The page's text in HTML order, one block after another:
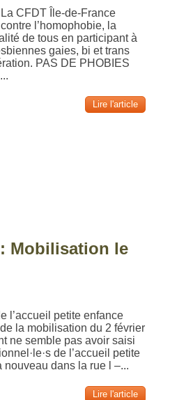
CFDT Île-de-France
l’homophobie, la
de tous en participant à
gaies, bi et trans
PAS DE PHOBIES
Lire l'article
Mobilisation le
l’accueil petite enfance
la mobilisation du 2 février
ne semble pas avoir saisi
de l’accueil petite
dans la rue l –...
Lire l'article